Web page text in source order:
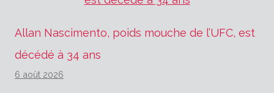
Allan Nascimento, poids mouche de l’UFC, est
décédé à 34 ans
6 août 2026